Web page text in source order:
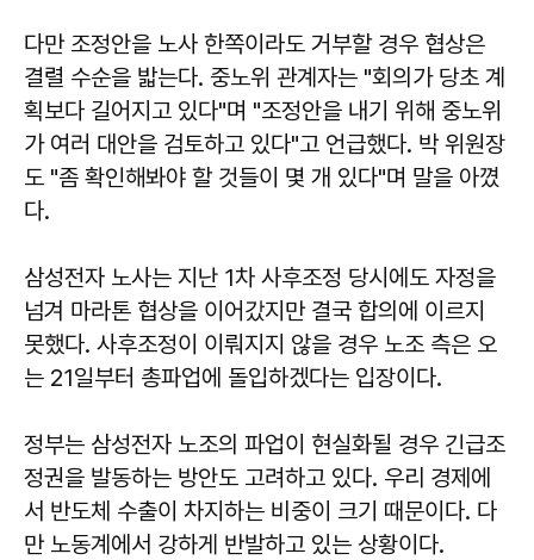
다만 조정안을 노사 한쪽이라도 거부할 경우 협상은
결렬 수순을 밟는다. 중노위 관계자는 "회의가 당초 계
획보다 길어지고 있다"며 "조정안을 내기 위해 중노위
가 여러 대안을 검토하고 있다"고 언급했다. 박 위원장
도 "좀 확인해봐야 할 것들이 몇 개 있다"며 말을 아꼈
다.
삼성전자 노사는 지난 1차 사후조정 당시에도 자정을
넘겨 마라톤 협상을 이어갔지만 결국 합의에 이르지
못했다. 사후조정이 이뤄지지 않을 경우 노조 측은 오
는 21일부터 총파업에 돌입하겠다는 입장이다.
정부는 삼성전자 노조의 파업이 현실화될 경우 긴급조
정권을 발동하는 방안도 고려하고 있다. 우리 경제에
서 반도체 수출이 차지하는 비중이 크기 때문이다. 다
만 노동계에서 강하게 반발하고 있는 상황이다.